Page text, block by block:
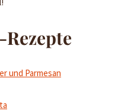
und Parmesan